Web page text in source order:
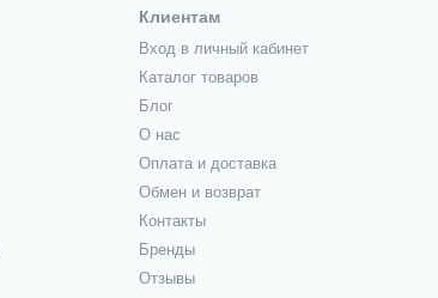
Клиентам
Вход в личный кабинет
Каталог товаров
Блог
О нас
Оплата и доставка
Обмен и возврат
Контакты
Бренды
Отзывы